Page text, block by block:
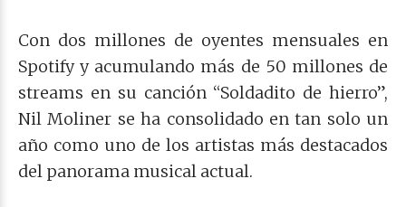
Con dos millones de oyentes mensuales en
Spotify y acumulando más de 50 millones de
streams en su canción “Soldadito de hierro”,
Nil Moliner se ha consolidado en tan solo un
año como uno de los artistas más destacados
del panorama musical actual.